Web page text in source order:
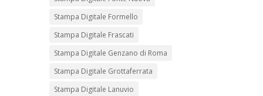
Stampa Digitale Formello
Stampa Digitale Frascati
Stampa Digitale Genzano di Roma
Stampa Digitale Grottaferrata
Stampa Digitale Lanuvio